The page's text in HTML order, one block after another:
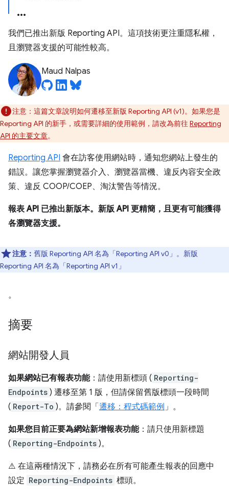
我們已推出新版 Reporting API。這項技術更注重隱私權，
且瀏覽器支援的可能性較高。
Maud Nalpas
注意： 這篇文章說明如何遷移至新版 Reporting API (v1)。如果您是
Reporting API 的新手，或需要詳細的使用範例，請改為前往 Reporting
API 的主要文章。
Reporting API 會在訪客使用網站時，通知您網站上發生的
錯誤。讓您掌握瀏覽器介入、瀏覽器當機、違反內容安全政
策、違反 COOP/COEP、淘汰警告等情況。
報表 API 已推出新版本。新版 API 更精簡，且更有可能獲得
各瀏覽器支援。
注意： 舊版 Reporting API 名為「Reporting API v0」 。新版
Reporting API 名為「Reporting API v1」
。
摘要
網站開發人員
如果網站已有報表功能：請使用新標頭 ( Reporting-
Endpoints ) 遷移至第 1 版，但請保留舊版標頭一段時間
( Report-To )。請參閱「 遷移：程式碼範例 」。
如果您目前正要為網站新增報表功能：請只使用新標題
( Reporting-Endpoints )。
⚠️ 在這兩種情況下，請務必在所有可能產生報表的回應中
設定 Reporting-Endpoints 標頭。